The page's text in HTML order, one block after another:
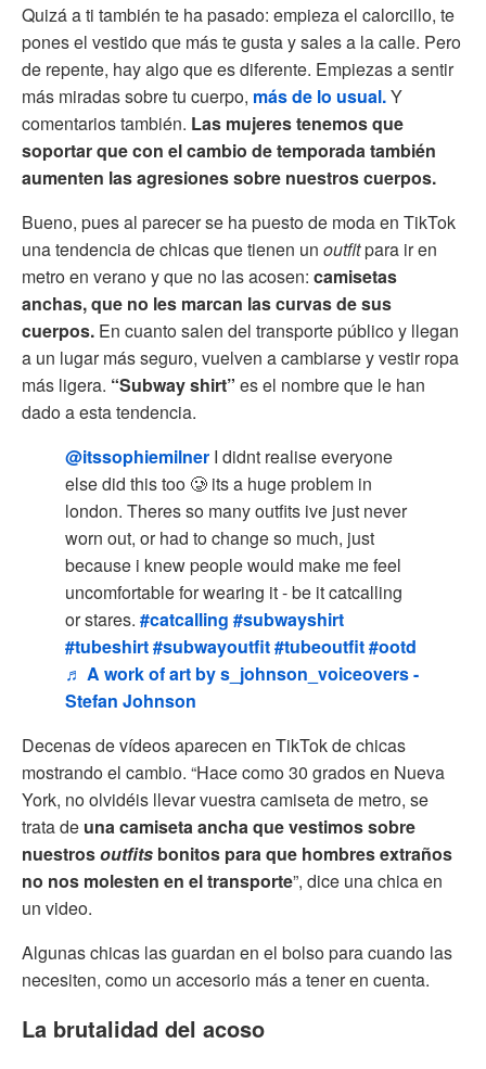
Quizá a ti también te ha pasado: empieza el calorcillo, te
pones el vestido que más te gusta y sales a la calle. Pero
de repente, hay algo que es diferente. Empiezas a sentir
más miradas sobre tu cuerpo, más de lo usual.Y
comentarios también. Las mujeres tenemos que
soportar que con el cambio de temporada también
aumenten las agresiones sobre nuestros cuerpos.
Bueno, pues al parecer se ha puesto de moda en TikTok
una tendencia de chicas que tienen un outfitpara ir en
metro en verano y que no las acosen: camisetas
anchas, que no les marcan las curvas de sus
cuerpos. En cuanto salen del transporte público y llegan
a un lugar más seguro, vuelven a cambiarse y vestir ropa
más ligera. “Subway shirt” es el nombre que le han
dado a esta tendencia.
@itssophiemilner I didnt realise everyone
else did this too 🥲 its a huge problem in
london. Theres so many outfits ive just never
worn out, or had to change so much, just
because i knew people would make me feel
uncomfortable for wearing it - be it catcalling
or stares. #catcalling #subwayshirt
#tubeshirt#subwayoutfit#tubeoutfit#ootd
♬ A work of art by s_johnson_voiceovers -
Stefan Johnson
Decenas de vídeos aparecen en TikTok de chicas
mostrando el cambio. “Hace como 30 grados en Nueva
York, no olvidéis llevar vuestra camiseta de metro, se
trata de una camiseta ancha que vestimos sobre
nuestrosoutfits bonitos para que hombres extraños
no nos molesten en el transporte”, dice una chica en
un video.
Algunas chicas las guardan en el bolso para cuando las
necesiten, como un accesorio más a tener en cuenta.
La brutalidad del acoso